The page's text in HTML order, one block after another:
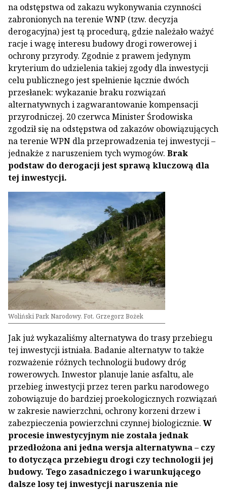
na odstępstwa od zakazu wykonywania czynności
zabronionych na terenie WNP (tzw. decyzja
derogacyjna) jest tą procedurą, gdzie należało ważyć
racje i wagę interesu budowy drogi rowerowej i
ochrony przyrody. Zgodnie z prawem jedynym
kryterium do udzielenia takiej zgody dla inwestycji
celu publicznego jest spełnienie łącznie dwóch
przesłanek: wykazanie braku rozwiązań
alternatywnych i zagwarantowanie kompensacji
przyrodniczej. 20 czerwca Minister Środowiska
zgodził się na odstępstwa od zakazów obowiązujących
na terenie WPN dla przeprowadzenia tej inwestycji –
jednakże z naruszeniem tych wymogów. Brak
podstaw do derogacji jest sprawą kluczową dla
tej inwestycji.
Woliński Park Narodowy. Fot. Grzegorz Bożek
Jak już wykazaliśmy alternatywa do trasy przebiegu
tej inwestycji istniała. Badanie alternatyw to także
rozważenie różnych technologii budowy dróg
rowerowych. Inwestor planuje lanie asfaltu, ale
przebieg inwestycji przez teren parku narodowego
zobowiązuje do bardziej proekologicznych rozwiązań
w zakresie nawierzchni, ochrony korzeni drzew i
zabezpieczenia powierzchni czynnej biologicznie.W
procesie inwestycyjnym nie została jednak
przedłożona ani jedna wersja alternatywna – czy
to dotycząca przebiegu drogi czy technologii jej
budowy. Tego zasadniczego i warunkującego
dalsze losy tej inwestycji naruszenia nie